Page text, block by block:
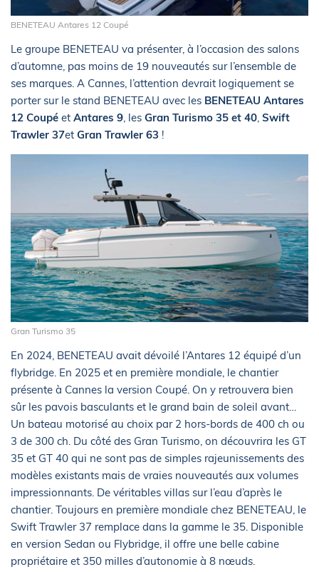
BENETEAU Antares 12 Coupé
Le groupe BENETEAU va présenter, à l’occasion des salons
d’automne, pas moins de 19 nouveautés sur l’ensemble de
ses marques. A Cannes, l’attention devrait logiquement se
porter sur le stand BENETEAU avec les BENETEAU Antares
12 Coupé et Antares 9 , les Gran Turismo 35 et 40 Swift
Trawler 37et Gran Trawler 63 !
Gran Turismo 35
En 2024, BENETEAU avait dévoilé l’Antares 12 équipé d’un
flybridge. En 2025 et en première mondiale, le chantier
présente à Cannes la version Coupé. On y retrouvera bien
sûr les pavois basculants et le grand bain de soleil avant…
Un bateau motorisé au choix par 2 hors-bords de 400 ch ou
3 de 300 ch. Du côté des Gran Turismo, on découvrira les GT
35 et GT 40 qui ne sont pas de simples rajeunissements des
modèles existants mais de vraies nouveautés aux volumes
impressionnants. De véritables villas sur l’eau d’après le
chantier. Toujours en première mondiale chez BENETEAU, le
Swift Trawler 37 remplace dans la gamme le 35. Disponible
en version Sedan ou Flybridge, il offre une belle cabine
propriétaire et 350 milles d’autonomie à 8 nœuds.